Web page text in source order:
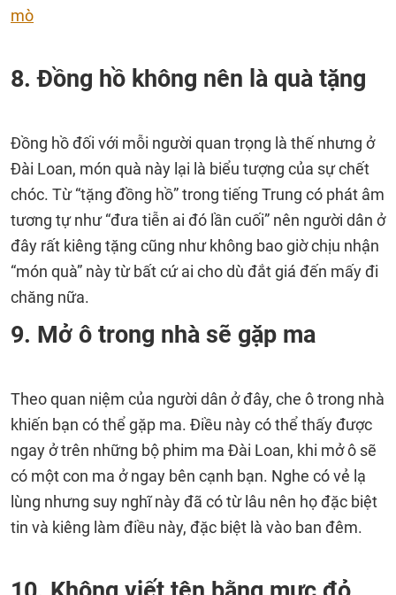
mò
8. Đồng hồ không nên là quà tặng
Đồng hồ đối với mỗi người quan trọng là thế nhưng ở
Đài Loan, món quà này lại là biểu tượng của sự chết
chóc. Từ “tặng đồng hồ” trong tiếng Trung có phát âm
tương tự như “đưa tiễn ai đó lần cuối” nên người dân ở
đây rất kiêng tặng cũng như không bao giờ chịu nhận
“món quà” này từ bất cứ ai cho dù đắt giá đến mấy đi
chăng nữa.
9. Mở ô trong nhà sẽ gặp ma
Theo quan niệm của người dân ở đây, che ô trong nhà
khiến bạn có thể gặp ma. Điều này có thể thấy được
ngay ở trên những bộ phim ma Đài Loan, khi mở ô sẽ
có một con ma ở ngay bên cạnh bạn. Nghe có vẻ lạ
lùng nhưng suy nghĩ này đã có từ lâu nên họ đặc biệt
tin và kiêng làm điều này, đặc biệt là vào ban đêm.